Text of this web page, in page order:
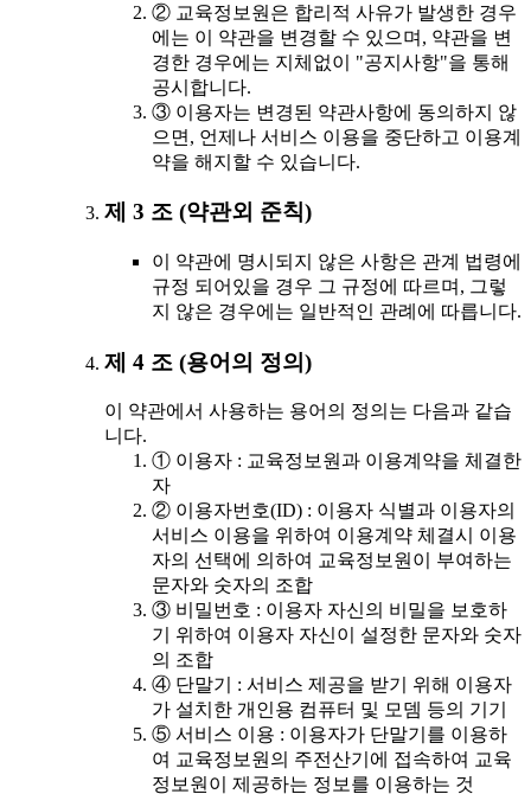
② 교육정보원은 합리적 사유가 발생한 경우
에는 이 약관을 변경할 수 있으며, 약관을 변
경한 경우에는 지체없이 "공지사항"을 통해
공시합니다.
③ 이용자는 변경된 약관사항에 동의하지 않
으면, 언제나 서비스 이용을 중단하고 이용계
약을 해지할 수 있습니다.
제 3 조 (약관외 준칙)
이 약관에 명시되지 않은 사항은 관계 법령에
규정 되어있을 경우 그 규정에 따르며, 그렇
지 않은 경우에는 일반적인 관례에 따릅니다.
제 4 조 (용어의 정의)
이 약관에서 사용하는 용어의 정의는 다음과 같습
니다.
① 이용자 : 교육정보원과 이용계약을 체결한
자
② 이용자번호(ID) : 이용자 식별과 이용자의
서비스 이용을 위하여 이용계약 체결시 이용
자의 선택에 의하여 교육정보원이 부여하는
문자와 숫자의 조합
③ 비밀번호 : 이용자 자신의 비밀을 보호하
기 위하여 이용자 자신이 설정한 문자와 숫자
의 조합
④ 단말기 : 서비스 제공을 받기 위해 이용자
가 설치한 개인용 컴퓨터 및 모뎀 등의 기기
⑤ 서비스 이용 : 이용자가 단말기를 이용하
여 교육정보원의 주전산기에 접속하여 교육
정보원이 제공하는 정보를 이용하는 것